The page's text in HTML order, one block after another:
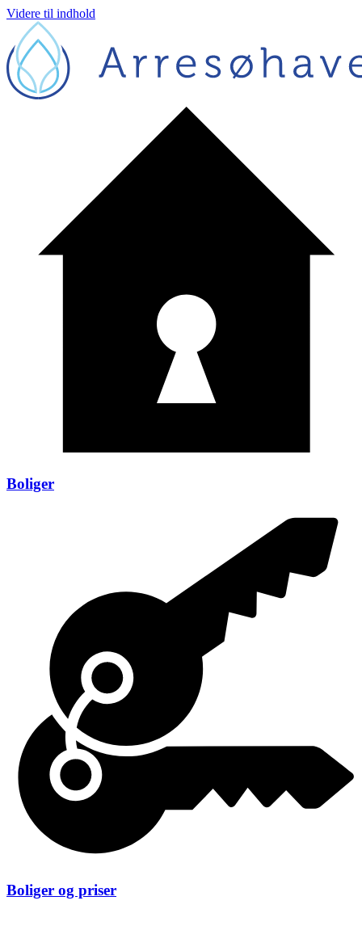
Videre til indhold
Boliger
Boliger og priser